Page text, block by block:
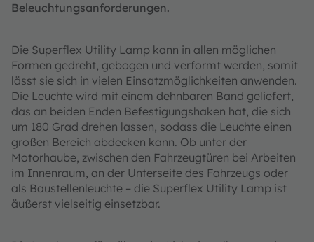
Beleuchtungsanforderungen.
Die Superflex Utility Lamp kann in allen möglichen
Formen gedreht, gebogen und verformt werden, somit
lässt sie sich in vielen Einsatzmöglichkeiten anwenden.
Die Leuchte wird mit einem dehnbaren Band geliefert,
das an beiden Enden Befestigungshaken hat, die sich
um 180 Grad drehen lassen, sodass die Leuchte einen
großen Bereich abdecken kann. Ob unter der
Motorhaube, zwischen den Fahrzeugtüren bei Arbeiten
im Innenraum, an der Unterseite des Fahrzeugs oder
als Baustellenleuchte – die Superflex Utility Lamp ist
äußerst vielseitig einsetzbar.